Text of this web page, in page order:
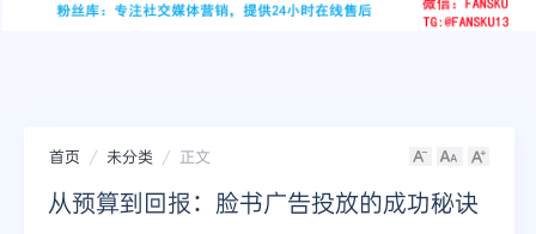
YouTube
Twitter
首页 未分类 正文
从预算到回报：脸书广告投放的成功秘诀